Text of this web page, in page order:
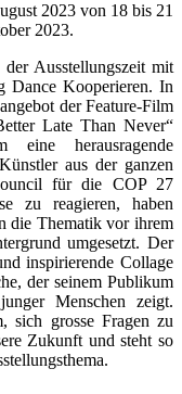
2023 von 18 bis 21
2023.
Ausstellungszeit mit
Dance Kooperieren. In
der Feature-Film
Late Than Never“
herausragende
aus der ganzen
für die COP 27
zu reagieren, haben
die Thematik vor ihrem
umgesetzt. Der
inspirierende Collage
der seinem Publikum
Menschen zeigt.
sich grosse Fragen zu
Zukunft und steht so